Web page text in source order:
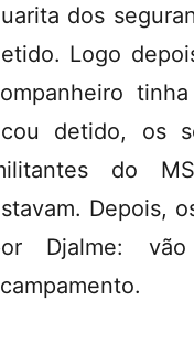
dos
Logo
detido, os
do
Depois,
Djalme: